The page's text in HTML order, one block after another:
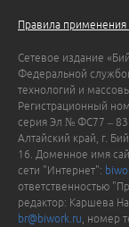
Правила применения
Сетевое издание
Федеральной
технологий и
Регистрационный
серия Эл № ФС77 –
Алтайский край, г.
16. Доменное имя
сети "Интернет":
ответственностью
редактор: Каршева
br@biwork.ru , номер